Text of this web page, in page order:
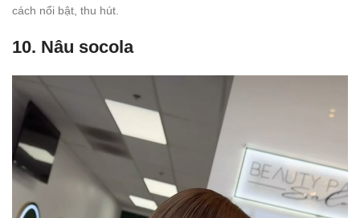
cách nổi bật, thu hút.
10. Nâu socola